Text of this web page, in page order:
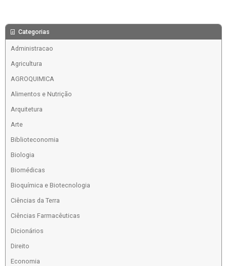
Categorias
Administracao
Agricultura
AGROQUIMICA
Alimentos e Nutrição
Arquitetura
Arte
Biblioteconomia
Biologia
Biomédicas
Bioquímica e Biotecnologia
Ciências da Terra
Ciências Farmacêuticas
Dicionários
Direito
Economia